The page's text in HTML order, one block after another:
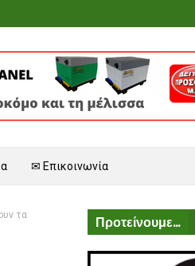
✉ Επικοινωνία
τα
Προτείνουμε...